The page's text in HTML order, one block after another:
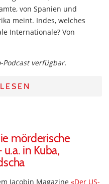
von Spanien und
meint. Indes, welches
Internationale? Von
verfügbar.
mörderische
in Kuba,
Jacobin Magazine «Der US-